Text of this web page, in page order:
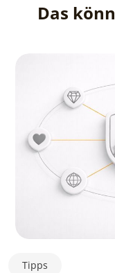
Gewinne des
Das
Tipps